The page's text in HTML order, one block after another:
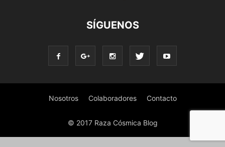
SÍGUENOS
Nosotros Colaboradores Contacto
© 2017 Raza Cósmica Blog